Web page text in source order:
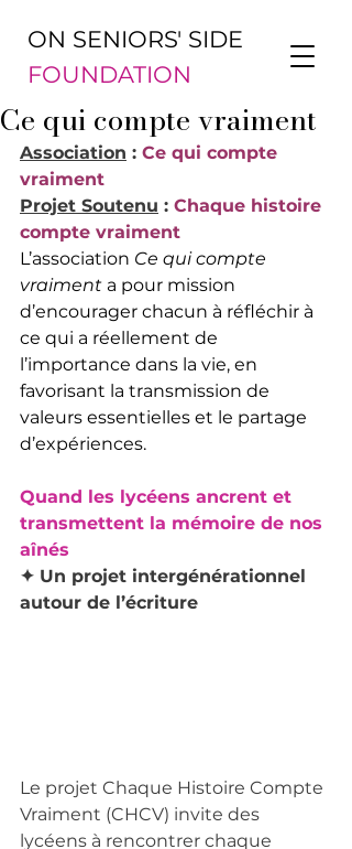
ON SENIORS' SIDE
FOUNDATION
Ce qui compte vraiment
Association : Ce qui compte
vraiment
Projet Soutenu : Chaque histoire
compte vraiment
L’association Ce qui compte
vraiment a pour mission
d’encourager chacun à réfléchir à
ce qui a réellement de
l’importance dans la vie, en
favorisant la transmission de
valeurs essentielles et le partage
d’expériences.
Quand les lycéens ancrent et
transmettent la mémoire de nos
aînés
✦ Un projet intergénérationnel
autour de l’écriture
Le projet Chaque Histoire Compte
Vraiment (CHCV) invite des
lycéens à rencontrer chaque